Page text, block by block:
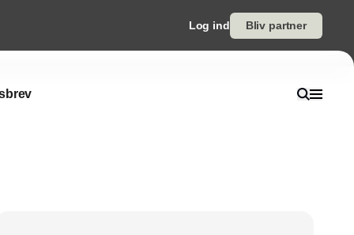
Log ind Bliv partner